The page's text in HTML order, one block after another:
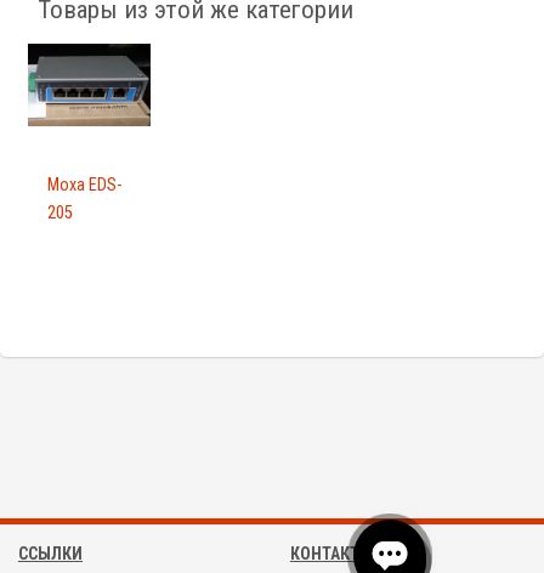
Товары из этой же категории
Moxa EDS-
205
ССЫЛКИ КОНТАКТЫ